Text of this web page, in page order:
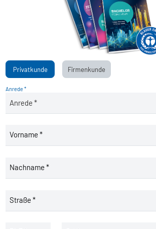
Privatkunde Firmenkunde
Anrede *
Vorname *
Nachname *
Straße *